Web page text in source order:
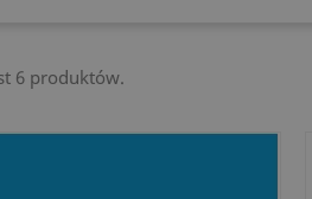
6 produktów.